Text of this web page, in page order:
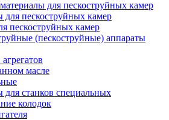
для пескоструйных камер
для пескоструйных камер
пескоструйных камер
(пескоструйные) аппараты
масле
для станков специальных
колодок